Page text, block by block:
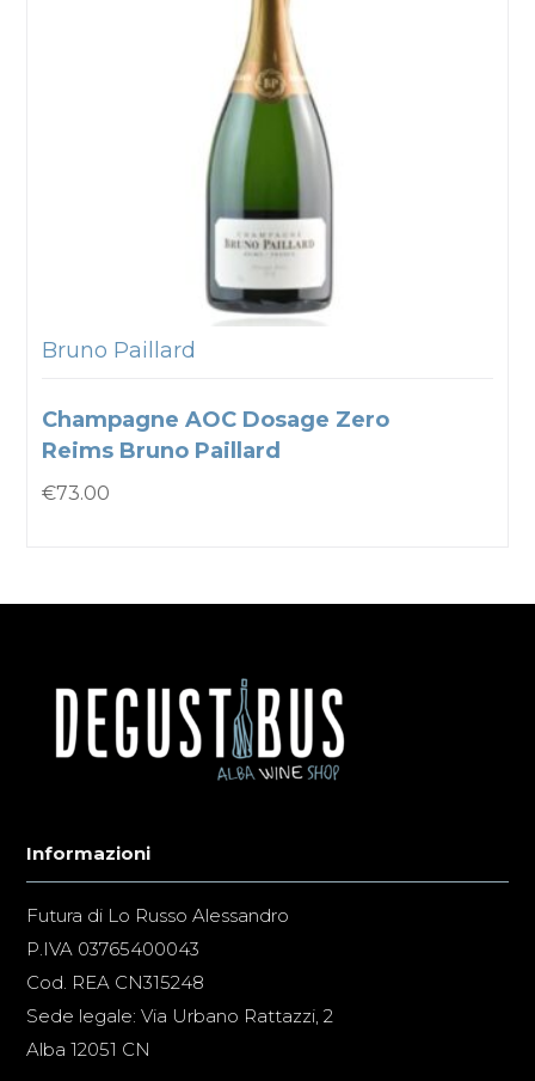
Bruno Paillard
Champagne AOC Dosage Zero
Reims Bruno Paillard
€73.00
Informazioni
Futura di Lo Russo Alessandro
P.IVA 03765400043
Cod. REA CN315248
Sede legale: Via Urbano Rattazzi, 2
Alba 12051 CN